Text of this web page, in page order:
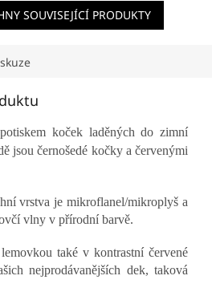
SOUVISEJÍCÍ PRODUKTY
koček laděných do zimní
jsou černošedé kočky a červenými
vrstva je mikroflanel/mikroplyš a
vlny v přírodní barvě.
také v kontrastní červené
nejprodávanějších dek, taková